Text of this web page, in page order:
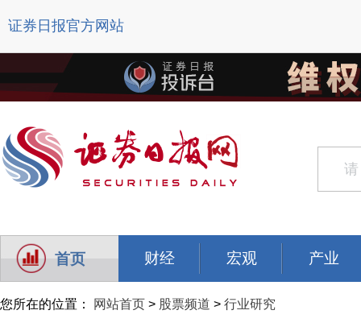
证券日报官方网站
首页 财经 宏观 产业
您所在的位置： 网站首页 > 股票频道 > 行业研究